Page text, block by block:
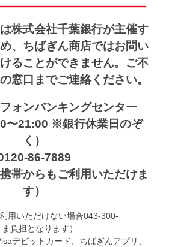
株式会社千葉銀行が主催す
、 ちばぎん商店ではお問い
ることができません。 ご不
窓口までご連絡ください。
ォンバンキングセンター
〜21:00 ※銀行休業日のぞ
く）
86-7889
帯からもご利用いただけま
す）
用いただけない場合043-300-
負担となります）
デビットカード、ちばぎんアプリ、